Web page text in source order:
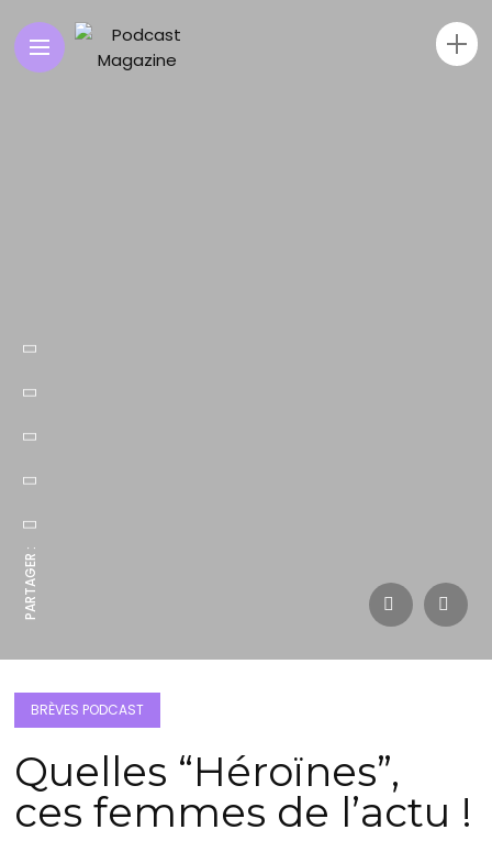
PARTAGER :
BRÈVES PODCAST
Quelles “Héroïnes”,
ces femmes de l’actu !